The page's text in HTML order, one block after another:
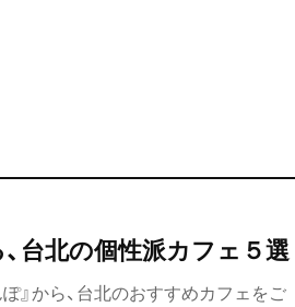
、台北の個性派カフェ５選
から、台北のおすすめカフェをご